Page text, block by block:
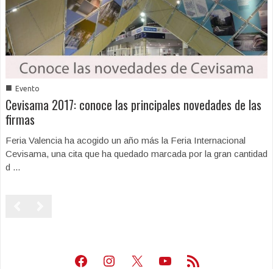
■ Evento
Cevisama 2017: conoce las principales novedades de las
firmas
Feria Valencia ha acogido un año más la Feria Internacional
Cevisama, una cita que ha quedado marcada por la gran cantidad
d ...
Facebook
Instagram
X Youtube
Feed RSS